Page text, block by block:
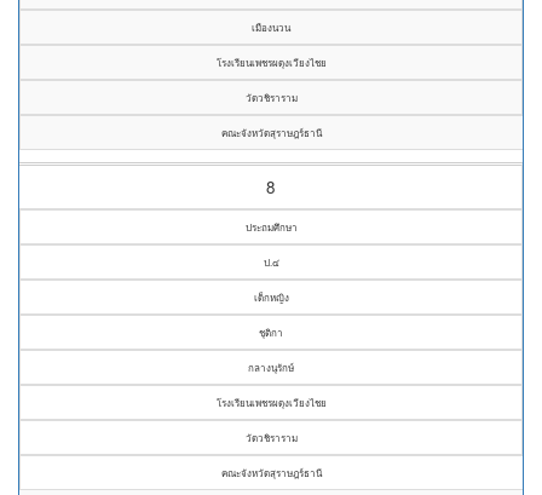
เมืองนวน
โรงเรียนเพชรผดุงเวียงไชย
วัดวชิราราม
คณะจังหวัดสุราษฎร์ธานี
8
ประถมศึกษา
ป.๔
เด็กหญิง
ชุติกา
กลางนุรักษ์
โรงเรียนเพชรผดุงเวียงไชย
วัดวชิราราม
คณะจังหวัดสุราษฎร์ธานี